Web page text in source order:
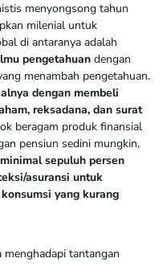
menyongsong tahun
milenial untuk
di antaranya adalah
pengetahuan dengan
menambah pengetahuan.
dengan membeli
reksadana, dan surat
beragam produk finansial
pensiun sedini mungkin,
sepuluh persen
asuransi untuk
yang kurang
tantangan